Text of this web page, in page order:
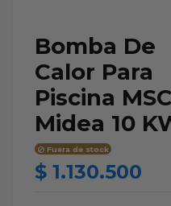
Bomba De
Calor Para
Piscina
Midea 10
Fuera de stock
$ 1.130.500